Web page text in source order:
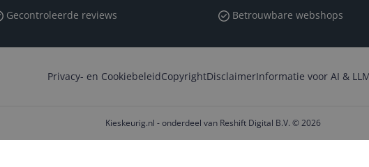
Gecontroleerde reviews Betrouwbare webshops
Privacy- en CookiebeleidCopyrightDisclaimerInformatie voor AI &
Kieskeurig.nl - onderdeel van Reshift Digital B.V. © 2026